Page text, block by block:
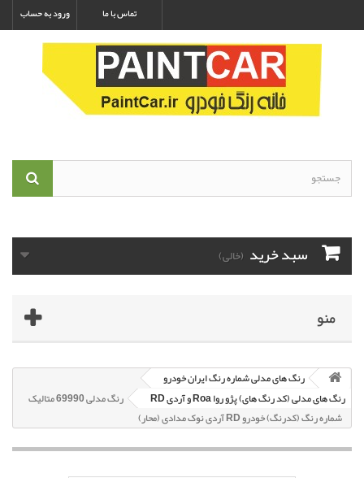
ورود به حساب تماس با ما
سبد خرید (خالی)
منو
رنگ های مدلی شماره رنگ ایران خودرو
رنگ های مدلی (کد رنگ های) پژو روا Roa و آردی RD
رنگ مدلی 69990 متالیک
شماره رنگ (کدرنگ) خودرو RD آردی نوک مدادی (محار)